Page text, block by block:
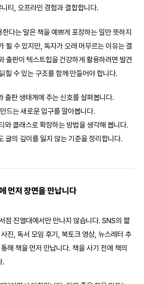
티, 오프라인 경험과 결합합니다.
다는 말은 책을 예쁘게 포장하는 일만 뜻하지
될 수 있지만, 독자가 오래 머무르는 이유는 결
출판이 텍스트힙을 건강하게 활용하려면 발견
힐 수 있는 구조를 함께 만들어야 합니다.
출판 생태계에 주는 신호를 살펴봅니다.
드는 새로운 입구를 알아봅니다.
와 클래스로 확장하는 방법을 생각해 봅니다.
글의 깊이를 잃지 않는 기준을 정리합니다.
먼저 장면을 만납니다
점 진열대에서만 만나지 않습니다. SNS의 짧
진, 독서 모임 후기, 북토크 영상, 뉴스레터 추
해 책을 먼저 만납니다. 책을 사기 전에 책의
.